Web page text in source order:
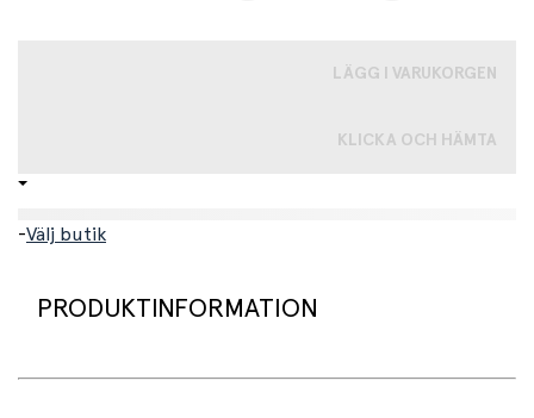
LÄGG I VARUKORGEN
KLICKA OCH HÄMTA
-Välj butik
PRODUKTINFORMATION